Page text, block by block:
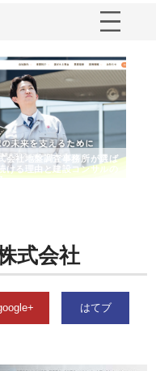
会社地盤調査事務所が選ば
ける理由と建設コンサルの
式会社
はてブ